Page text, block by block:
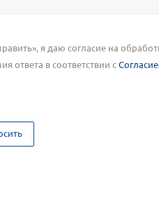
я даю согласие на
ответа в соответствии с